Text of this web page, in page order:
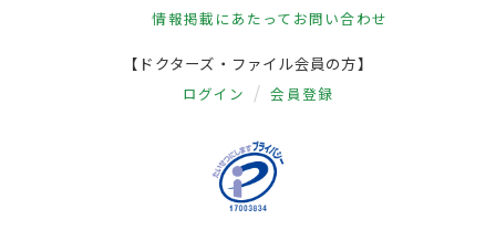
情報掲載にあたって お問い合わせ
【ドクターズ・ファイル会員の方】
ログイン 会員登録